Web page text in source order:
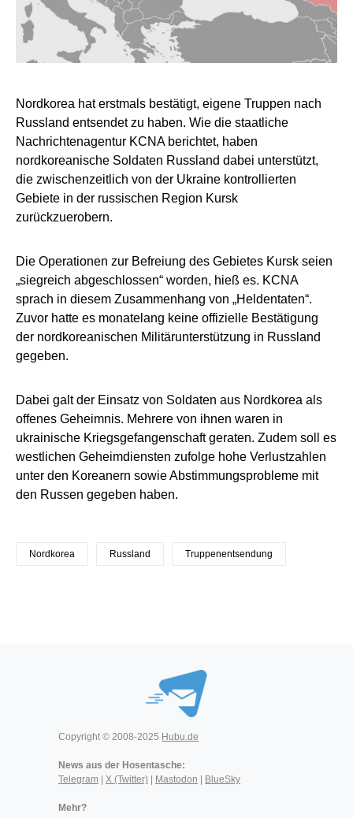
Nordkorea hat erstmals bestätigt, eigene Truppen nach
Russland entsendet zu haben. Wie die staatliche
Nachrichtenagentur KCNA berichtet, haben
nordkoreanische Soldaten Russland dabei unterstützt,
die zwischenzeitlich von der Ukraine kontrollierten
Gebiete in der russischen Region Kursk
zurückzuerobern.
Die Operationen zur Befreiung des Gebietes Kursk seien
„siegreich abgeschlossen“ worden, hieß es. KCNA
sprach in diesem Zusammenhang von „Heldentaten“.
Zuvor hatte es monatelang keine offizielle Bestätigung
der nordkoreanischen Militärunterstützung in Russland
gegeben.
Dabei galt der Einsatz von Soldaten aus Nordkorea als
offenes Geheimnis. Mehrere von ihnen waren in
ukrainische Kriegsgefangenschaft geraten. Zudem soll es
westlichen Geheimdiensten zufolge hohe Verlustzahlen
unter den Koreanern sowie Abstimmungsprobleme mit
den Russen gegeben haben.
Nordkorea Russland Truppenentsendung
Copyright © 2008-2025 Hubu.de
News aus der Hosentasche:
Telegram
X (Twitter) Mastodon BlueSky
Mehr?